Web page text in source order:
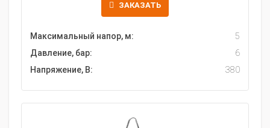
ЗАКАЗАТЬ
Максимальный напор, м:
5
Давление, бар:
6
Напряжение, В:
380